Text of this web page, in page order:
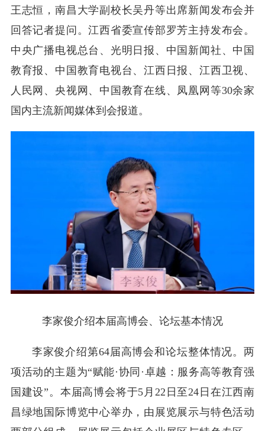
王志恒，南昌大学副校长吴丹等出席新闻发布会并
回答记者提问。江西省委宣传部罗芳主持发布会。
中央广播电视总台、光明日报、中国新闻社、中国
教育报、中国教育电视台、江西日报、江西卫视、
人民网、央视网、中国教育在线、凤凰网等30余家
国内主流新闻媒体到会报道。
李家俊介绍本届高博会、论坛基本情况
李家俊介绍第64届高博会和论坛整体情况。两
项活动的主题为“赋能·协同·卓越：服务高等教育强
国建设”。本届高博会将于5月22日至24日在江西南
昌绿地国际博览中心举办，由展览展示与特色活动